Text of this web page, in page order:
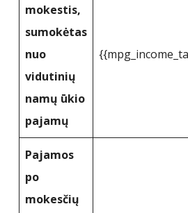
mokestis,
sumokėtas
nuo
vidutinių
namų ūkio
pajamų
Pajamos
po
mokesčių